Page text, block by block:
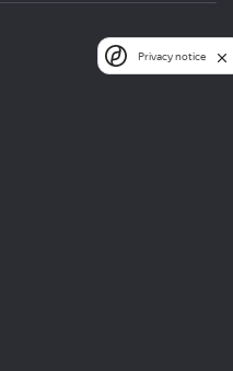
Privacy notice